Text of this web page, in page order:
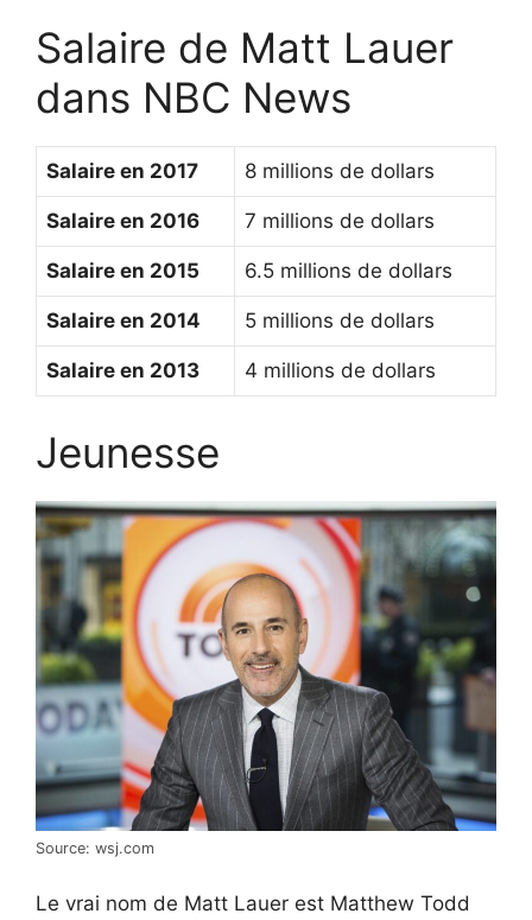
Salaire de Matt Lauer
dans NBC News
Salaire en 2017 8 millions de dollars
Salaire en 2016 7 millions de dollars
Salaire en 2015 6.5 millions de dollars
Salaire en 2014 5 millions de dollars
Salaire en 2013 4 millions de dollars
Jeunesse
Source: wsj.com
Le vrai nom de Matt Lauer est Matthew Todd